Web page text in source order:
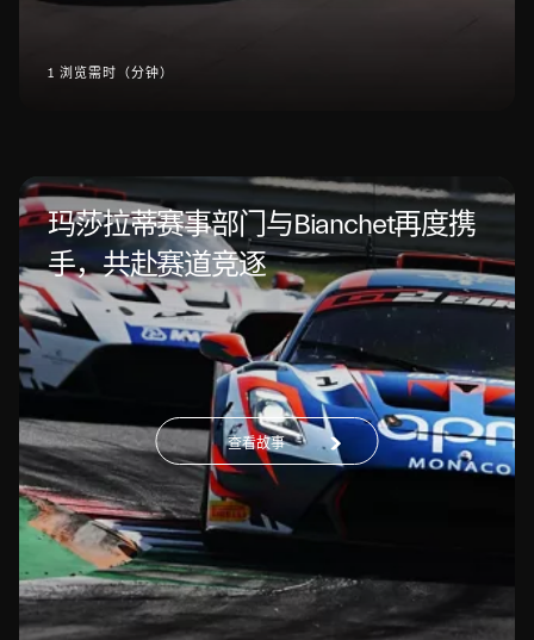
1 浏览需时（分钟）
玛莎拉蒂赛事部门与Bianchet再度携
手，共赴赛道竞逐
查看故事